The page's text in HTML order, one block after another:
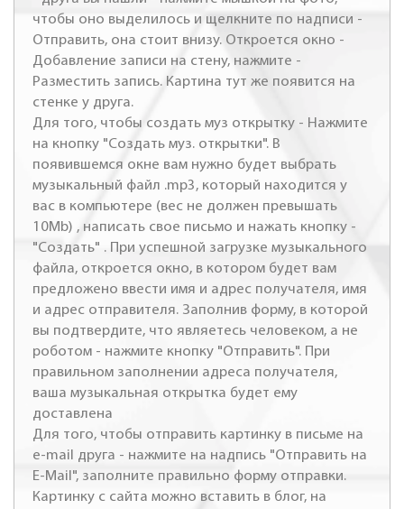
чтобы оно выделилось и щелкните по надписи -
Отправить, она стоит внизу. Откроется окно -
Добавление записи на стену, нажмите -
Разместить запись. Картина тут же появится на
стенке у друга.
Для того, чтобы создать муз открытку - Нажмите
на кнопку "Создать муз. открытки". В
появившемся окне вам нужно будет выбрать
музыкальный файл .mp3, который находится у
вас в компьютере (вес не должен превышать
10Mb) , написать свое письмо и нажать кнопку -
"Создать" . При успешной загрузке музыкального
файла, откроется окно, в котором будет вам
предложено ввести имя и адрес получателя, имя
и адрес отправителя. Заполнив форму, в которой
вы подтвердите, что являетесь человеком, а не
роботом - нажмите кнопку "Отправить". При
правильном заполнении адреса получателя,
ваша музыкальная открытка будет ему
доставлена
Для того, чтобы отправить картинку в письме на
e-mail друга - нажмите на надпись "Отправить на
E-Mail", заполните правильно форму отправки.
Картинку с сайта можно вставить в блог, на